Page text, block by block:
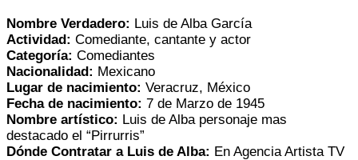
Nombre Verdadero: Luis de Alba García
Actividad: Comediante, cantante y actor
Categoría: Comediantes
Nacionalidad: Mexicano
Lugar de nacimiento: Veracruz, México
Fecha de nacimiento: 7 de Marzo de 1945
Nombre artístico: Luis de Alba personaje mas
destacado el “Pirrurris”
Dónde Contratar a Luis de Alba: En Agencia Artista TV